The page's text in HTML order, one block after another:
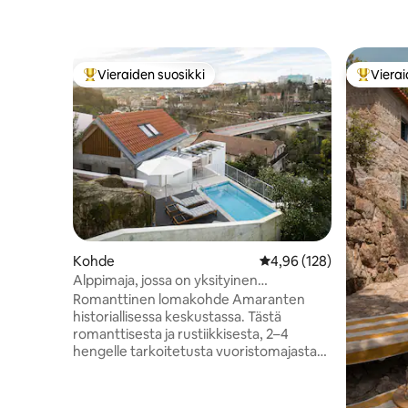
Vieraiden suosikkien parhaimmistoa
Vieraiden suosikki
Kohde Keskimääräinen arvio
4,96 (128)
Alppimaja, jossa on yksityinen
lämmitettävä uima-allas ja jokinäkymä
Romanttinen lomakohde Amaranten
historiallisessa keskustassa. Tästä
romanttisesta ja rustiikkisesta, 2–4
hengelle tarkoitetusta vuoristomajasta